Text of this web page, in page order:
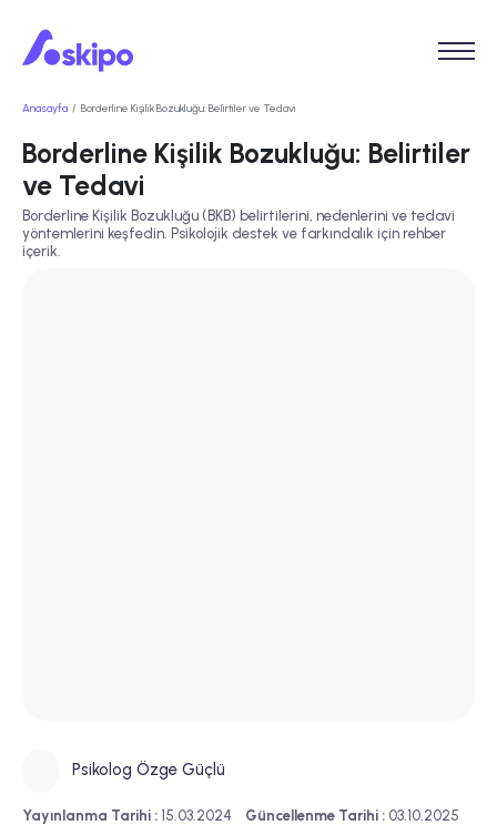
Anasayfa Borderline Kişilik Bozukluğu: Belirtiler ve Tedavi
Borderline Kişilik Bozukluğu: Belirtiler
ve Tedavi
Borderline Kişilik Bozukluğu (BKB) belirtilerini, nedenlerini ve tedavi
yöntemlerini keşfedin. Psikolojik destek ve farkındalık için rehber
içerik.
Psikolog Özge Güçlü
Yayınlanma Tarihi : 15.03.2024 Güncellenme Tarihi : 03.10.2025